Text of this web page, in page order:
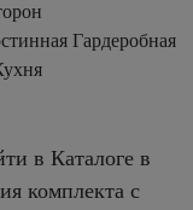
Гардеробная
в Каталоге в
комплекта с